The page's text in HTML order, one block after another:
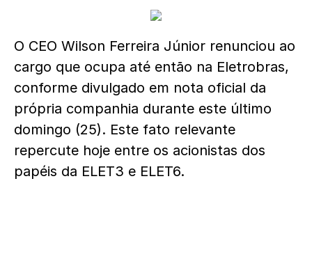
O CEO Wilson Ferreira Júnior renunciou ao
cargo que ocupa até então na Eletrobras,
conforme divulgado em nota oficial da
própria companhia durante este último
domingo (25). Este fato relevante
repercute hoje entre os acionistas dos
papéis da ELET3 e ELET6.